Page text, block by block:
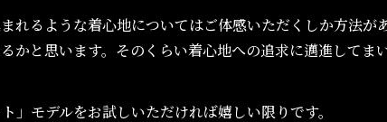
れるような着心地についてはご体感いただくしか方法が
かと思います。そのくらい着心地への追求に邁進してま
モデルをお試しいただければ嬉しい限りです。